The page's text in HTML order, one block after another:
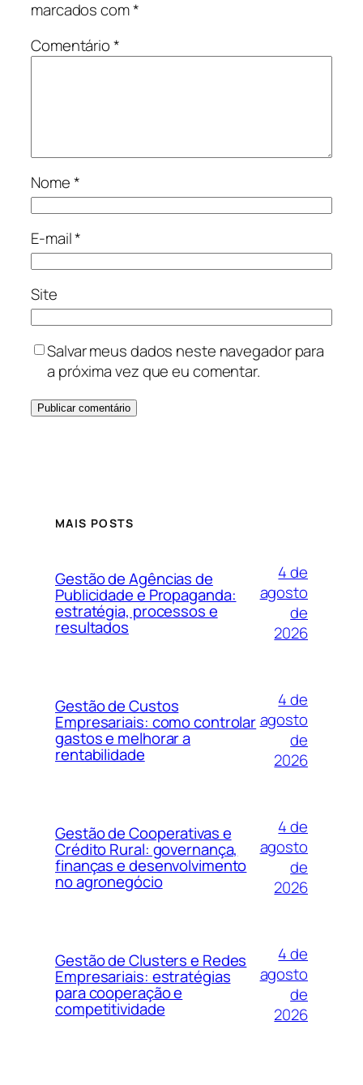
marcados com*
Comentário*
Nome*
E-mail*
Site
Salvar meus dados neste navegador para
a próxima vez que eu comentar.
MAIS POSTS
Gestão de Agências de
Publicidade e Propaganda:
estratégia, processos e
resultados
4 de
agosto
de
2026
Gestão de Custos
Empresariais: como controlar
gastos e melhorar a
rentabilidade
4 de
agosto
de
2026
Gestão de Cooperativas e
Crédito Rural: governança,
finanças e desenvolvimento
no agronegócio
4 de
agosto
de
2026
Gestão de Clusters e Redes
Empresariais: estratégias
para cooperação e
competitividade
4 de
agosto
de
2026